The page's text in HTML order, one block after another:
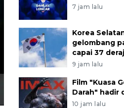
7 jam lalu
Korea
gelombang
capai 37
9 jam lalu
Film "Kuasa
Darah" hadir
10 jam lalu